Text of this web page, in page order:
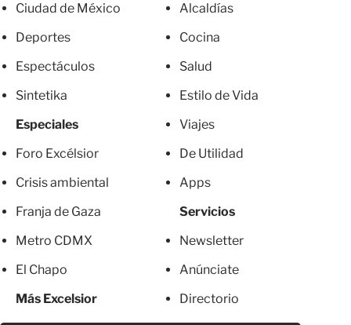
Ciudad de México
Deportes
Espectáculos
Sintetika
Especiales
Foro Excélsior
Crisis ambiental
Franja de Gaza
Metro CDMX
El Chapo
Más Excelsior
Alcaldías
Cocina
Salud
Estilo de Vida
Viajes
De Utilidad
Apps
Servicios
Newsletter
Anúnciate
Directorio